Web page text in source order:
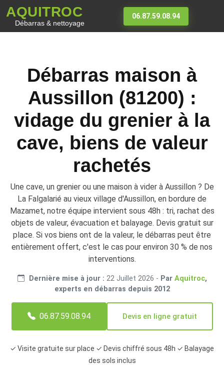
AQUITROC
Débarras & nettoyage
06.87.59.08.94
Débarras maison à
Aussillon (81200) :
vidage du grenier à la
cave, biens de valeur
rachetés
Une cave, un grenier ou une maison à vider à Aussillon ? De
La Falgalarié au vieux village d'Aussillon, en bordure de
Mazamet, notre équipe intervient sous 48h : tri, rachat des
objets de valeur, évacuation et balayage. Devis gratuit sur
place. Si vos biens ont de la valeur, le débarras peut être
entièrement offert, c'est le cas pour environ 30 % de nos
interventions.
Dernière mise à jour : 22 Juillet 2026 - Par Aquitroc,
experts en débarras depuis 2012
06.87.59.08.94 Devis en ligne gratuit
✓ Visite gratuite sur place ✓ Devis chiffré sous 48h ✓ Balayage
des sols inclus